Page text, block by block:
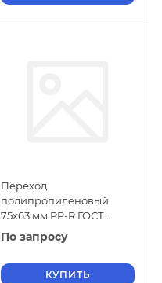
Переход
полипропиленовый
75х63 мм PP-R ГОСТ
32415-2013
По запросу
КУПИТЬ